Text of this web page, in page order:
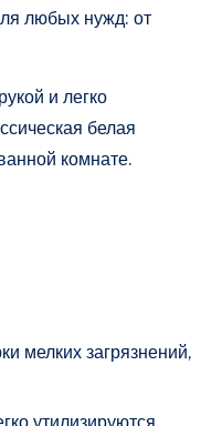
любых нужд: от
и легко
белая
комнате.
мелких загрязнений,
утилизируются.